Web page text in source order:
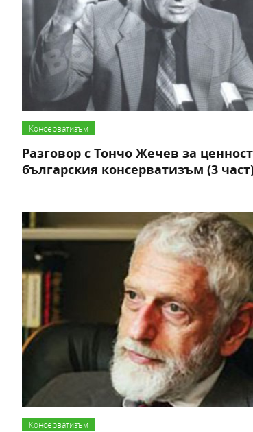
Консерватизъм
Разговор с Тончо Жечев за
българския консерватизъм (3
Консерватизъм